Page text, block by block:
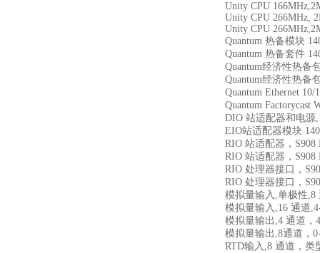
Unity CPU
Unity CPU 266MHz,
Unity CPU
Quantum 热备模块
Quantum 热备套件
Quantum经济性热备
Quantum经济性热备
Quantum Ethernet
Quantum Factorycast
DIO 站适配器和电源
EIO站适配器模块
RIO 站适配器，S908
RIO 站适配器，S908
RIO 处理器接口，
RIO 处理器接口，
模拟量输入,单极性,8
模拟量输入,16 通道
模拟量输出,4 通道，
模拟量输出,8通道，
RTD输入,8 通道，类